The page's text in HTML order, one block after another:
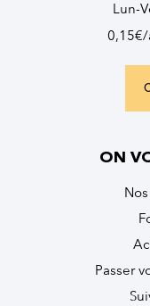
Lun-
0,15€/
ON
Passer